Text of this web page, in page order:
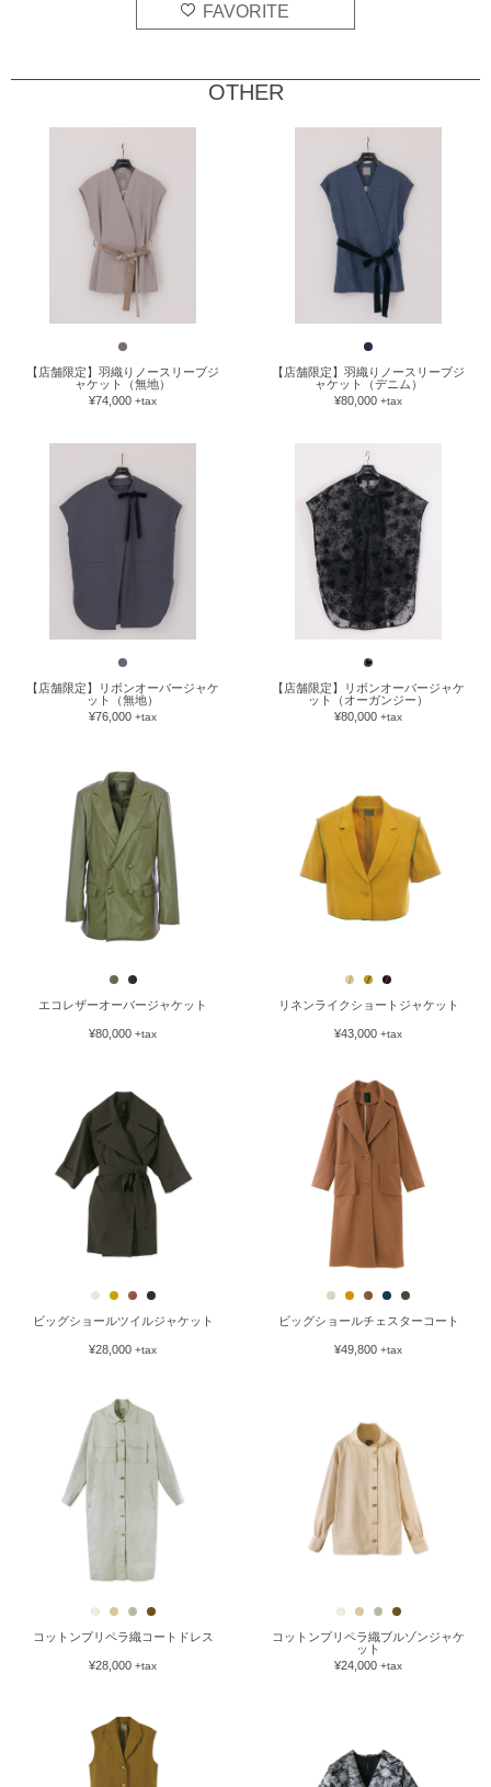
OTHER
【店舗限定】羽織りノースリーブジ
ャケット（無地）
¥74,000 +tax
【店舗限定】羽織りノースリーブジ
ャケット（デニム）
¥80,000 +tax
【店舗限定】リボンオーバージャケ
ット（無地）
¥76,000 +tax
【店舗限定】リボンオーバージャケ
ット（オーガンジー）
¥80,000 +tax
エコレザーオーバージャケット
¥80,000 +tax
リネンライクショートジャケット
¥43,000 +tax
ビッグショールツイルジャケット
¥28,000 +tax
ビッグショールチェスターコート
¥49,800 +tax
コットンプリペラ織コートドレス
¥28,000 +tax
コットンプリペラ織ブルゾンジャケ
ット
¥24,000 +tax